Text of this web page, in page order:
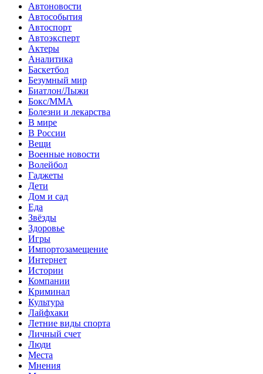
Автоновости
Автособытия
Автоспорт
Автоэксперт
Актеры
Аналитика
Баскетбол
Безумный мир
Биатлон/Лыжи
Бокс/MMA
Болезни и лекарства
В мире
В России
Вещи
Военные новости
Волейбол
Гаджеты
Дети
Дом и сад
Еда
Звёзды
Здоровье
Игры
Импортозамещение
Интернет
Истории
Компании
Криминал
Культура
Лайфхаки
Летние виды спорта
Личный счет
Люди
Места
Мнения